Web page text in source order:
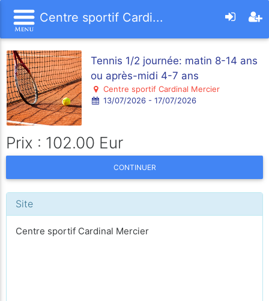
Centre sportif Cardi...
Tennis 1/2 journée: matin 8-14 ans
ou après-midi 4-7 ans
Centre sportif Cardinal Mercier
13/07/2026 - 17/07/2026
Prix : 102.00 Eur
CONTINUER
Site
Centre sportif Cardinal Mercier